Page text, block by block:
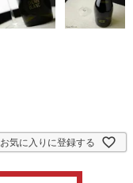
お気に入りに登録する